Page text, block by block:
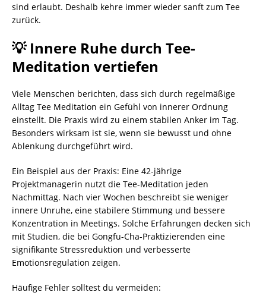
sind erlaubt. Deshalb kehre immer wieder sanft zum Tee
zurück.
💡 Innere Ruhe durch Tee-
Meditation vertiefen
Viele Menschen berichten, dass sich durch regelmäßige
Alltag Tee Meditation ein Gefühl von innerer Ordnung
einstellt. Die Praxis wird zu einem stabilen Anker im Tag.
Besonders wirksam ist sie, wenn sie bewusst und ohne
Ablenkung durchgeführt wird.
Ein Beispiel aus der Praxis: Eine 42-jährige
Projektmanagerin nutzt die Tee-Meditation jeden
Nachmittag. Nach vier Wochen beschreibt sie weniger
innere Unruhe, eine stabilere Stimmung und bessere
Konzentration in Meetings. Solche Erfahrungen decken sich
mit Studien, die bei Gongfu-Cha-Praktizierenden eine
signifikante Stressreduktion und verbesserte
Emotionsregulation zeigen.
Häufige Fehler solltest du vermeiden: